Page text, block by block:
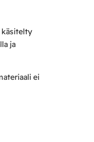
käsitelty
ja
ei